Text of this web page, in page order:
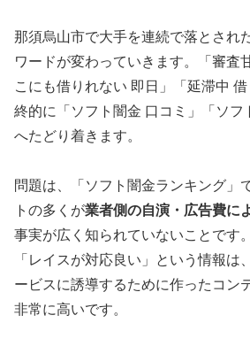
那須烏山市で大手を連続で落とされ
ワードが変わっていきます。「審査
こにも借りれない 即日」「延滞中
終的に「ソフト闇金 口コミ」「ソフ
へたどり着きます。
問題は、「ソフト闇金ランキング」
トの多くが業者側の自演・広告費に
事実が広く知られていないことです
「レイスが対応良い」という情報は
ービスに誘導するために作ったコン
非常に高いです。